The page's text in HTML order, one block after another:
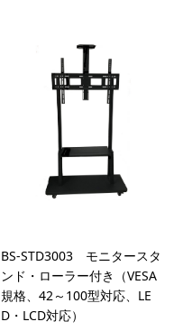
BS-STD3003 モニタースタ
ンド・ローラー付き（VESA
規格、42～100型対応、LE
D・LCD対応）